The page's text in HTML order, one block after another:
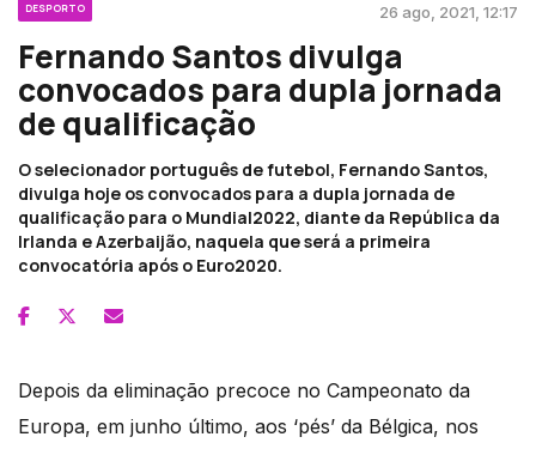
DESPORTO 26 ago, 2021, 12:17
Fernando Santos divulga
convocados para dupla jornada
de qualificação
O selecionador português de futebol, Fernando Santos,
divulga hoje os convocados para a dupla jornada de
qualificação para o Mundial2022, diante da República da
Irlanda e Azerbaijão, naquela que será a primeira
convocatória após o Euro2020.
Depois da eliminação precoce no Campeonato da
Europa, em junho último, aos ‘pés’ da Bélgica, nos